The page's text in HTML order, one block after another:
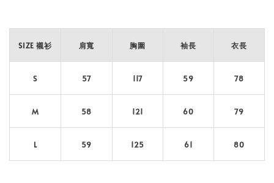
SIZE 襯衫 肩寬 胸圍 袖長 衣長
S 57 117 59 78
M 58 121 60 79
L 59 125 61 80